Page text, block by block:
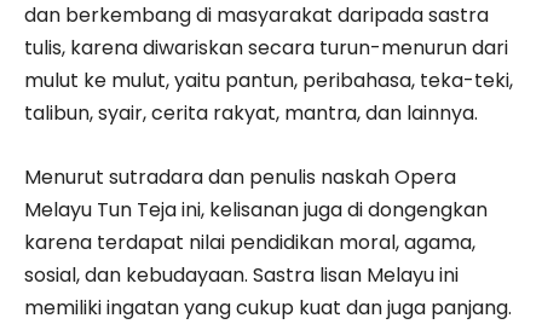
dan berkembang di masyarakat daripada sastra
tulis, karena diwariskan secara turun-menurun dari
mulut ke mulut, yaitu pantun, peribahasa, teka-teki,
talibun, syair, cerita rakyat, mantra, dan lainnya.
Menurut sutradara dan penulis naskah Opera
Melayu Tun Teja ini, kelisanan juga di dongengkan
karena terdapat nilai pendidikan moral, agama,
sosial, dan kebudayaan. Sastra lisan Melayu ini
memiliki ingatan yang cukup kuat dan juga panjang.